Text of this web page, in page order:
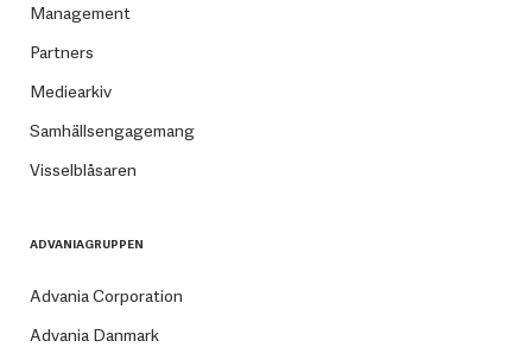
Management
Partners
Mediearkiv
Samhällsengagemang
Visselblåsaren
ADVANIAGRUPPEN
Advania Corporation
Advania Danmark